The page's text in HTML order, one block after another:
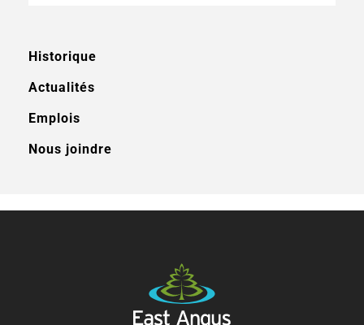
Historique
Actualités
Emplois
Nous joindre